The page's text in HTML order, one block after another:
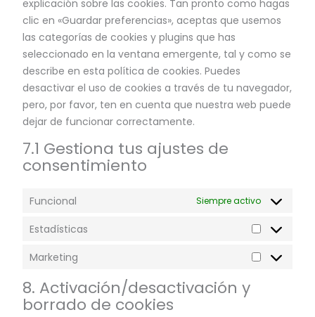
explicación sobre las cookies. Tan pronto como hagas
clic en «Guardar preferencias», aceptas que usemos
las categorías de cookies y plugins que has
seleccionado en la ventana emergente, tal y como se
describe en esta política de cookies. Puedes
desactivar el uso de cookies a través de tu navegador,
pero, por favor, ten en cuenta que nuestra web puede
dejar de funcionar correctamente.
7.1 Gestiona tus ajustes de
consentimiento
Funcional Siempre activo
Estadísticas
Marketing
8. Activación/desactivación y
borrado de cookies